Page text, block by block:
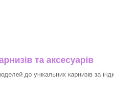
та аксесуарів
до унікальних карнизів за